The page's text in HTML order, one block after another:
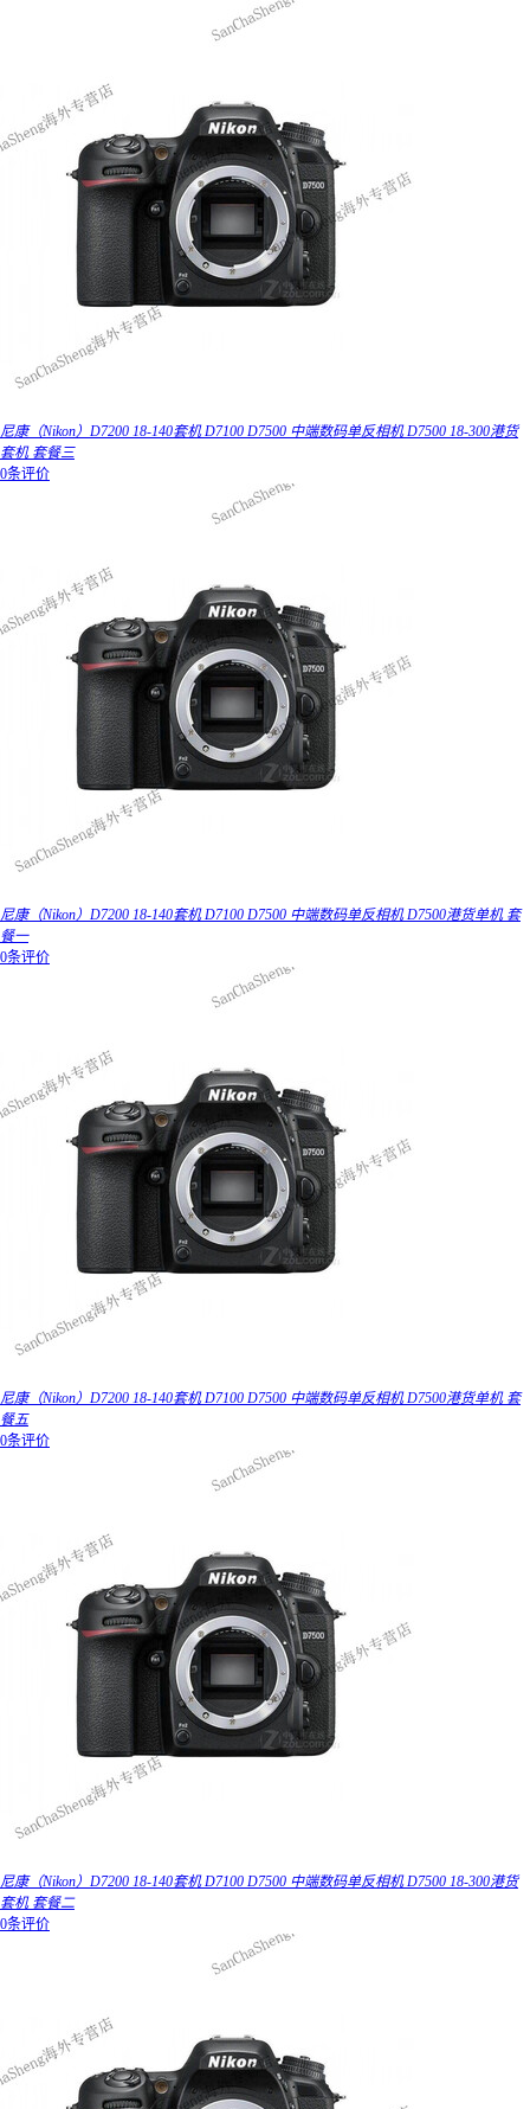
尼康（Nikon）D7200 18-140套机 D7100 D7500 中端数码单反相机 D7500 18-300港货
套机 套餐三
0条评价
尼康（Nikon）D7200 18-140套机 D7100 D7500 中端数码单反相机 D7500港货单机 套
餐一
0条评价
尼康（Nikon）D7200 18-140套机 D7100 D7500 中端数码单反相机 D7500港货单机 套
餐五
0条评价
尼康（Nikon）D7200 18-140套机 D7100 D7500 中端数码单反相机 D7500 18-300港货
套机 套餐二
0条评价